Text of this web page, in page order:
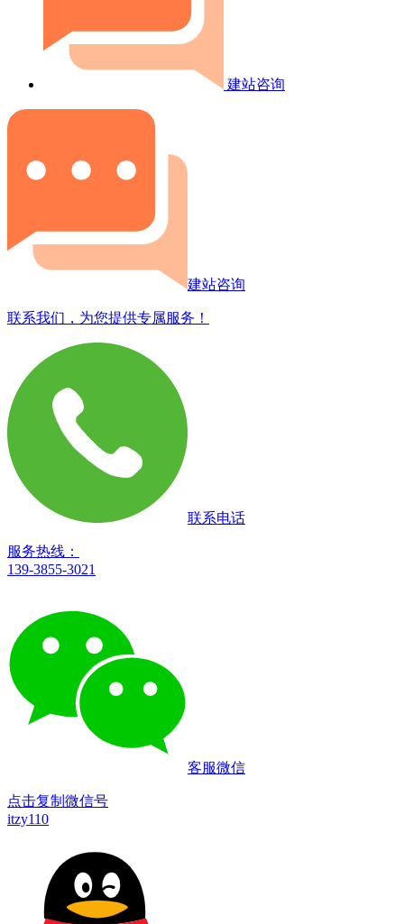
建站咨询
建站咨询
联系我们，为您提供专属服务！
联系电话
服务热线：
139-3855-3021
客服微信
点击复制微信号
itzy110